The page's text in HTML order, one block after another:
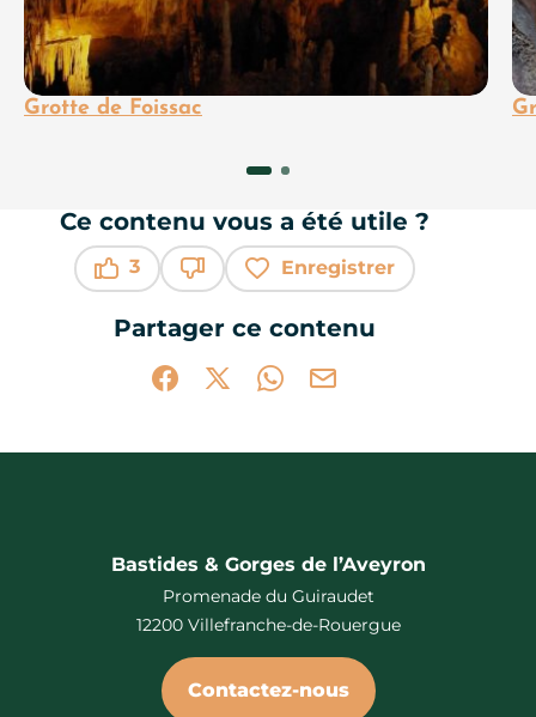
Grotte de Foissac
Ce contenu vous a été utile ?
3
Enregistrer
Partager ce contenu
Partager sur Facebook (nouvelle
Partager sur X / Twitter (nouvelle
Partager sur WhatsApp
Partager par mail
Bastides & Gorges de l’Aveyron
Promenade du Guiraudet
12200 Villefranche-de-Rouergue
Contactez-nous